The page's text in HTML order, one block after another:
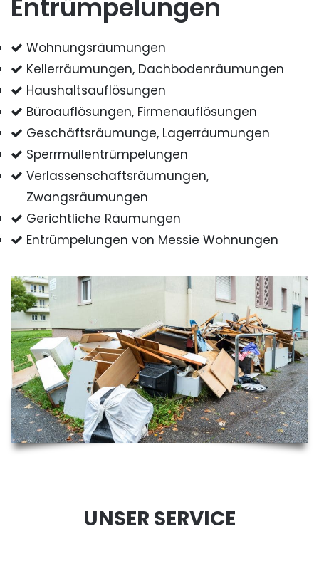
Entrümpelungen
Wohnungsräumungen
Kellerräumungen, Dachbodenräumungen
Haushaltsauflösungen
Büroauflösungen, Firmenauflösungen
Geschäftsräumunge, Lagerräumungen
Sperrmüllentrümpelungen
Verlassenschaftsräumungen,
Zwangsräumungen
Gerichtliche Räumungen
Entrümpelungen von Messie Wohnungen
UNSER SERVICE